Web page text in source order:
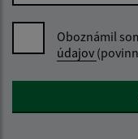
Oboznámil
údajov
Google reCaptcha